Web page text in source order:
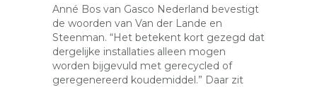
Anné Bos van Gasco Nederland bevestigt
de woorden van Van der Lande en
Steenman. “Het betekent kort gezegd dat
dergelijke installaties alleen mogen
worden bijgevuld met gerecycled of
geregenereerd koudemiddel.” Daar zit